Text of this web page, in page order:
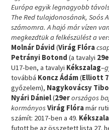
Európa egyik legnagyobb
The Red tulajdonosának, Soós
számomra. A hajó már vízen
megkezdtük a felkészülést a
Molnár Dávid (Virág Flóra
Petrányi Botond (a tavalyi
U17-ben, a tavalyi Kékszalag–
továbbá Koncz Ádám(Elliott
győzelem), Nagykovácsy
Nyári Dániel(29erországos
kormányosVirág Flóramár
számít: 2017-ben a 49.